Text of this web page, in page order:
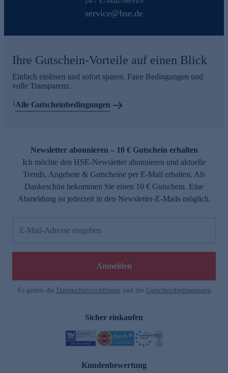
service@hse.de
Ihre Gutschein-Vorteile auf einen Blick
Einfach einlösen und sofort sparen. Faire Bedingungen und
volle Transparenz.
1 Alle Gutscheinbedingungen
Newsletter abonnieren – 10 € Gutschein erhalten
Ich möchte den HSE-Newsletter abonnieren und aktuelle
Trends, Angebote & Gutscheine per E-Mail erhalten. Als
Dankeschön bekommen Sie einen 10 € Gutschein. Eine
Abmeldung ist jederzeit in den Newsletter-E-Mails möglich.
E-Mail-Adresse eingeben
Anmelden
Es gelten die Datenschutzrichtlinien und die Gutscheinbedingungen
Sicher einkaufen
Kundenbewertung